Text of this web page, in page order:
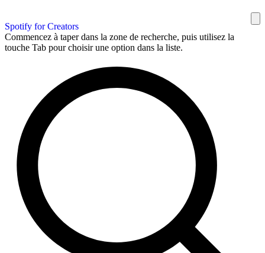
Spotify for Creators
Commencez à taper dans la zone de recherche, puis utilisez la
touche Tab pour choisir une option dans la liste.